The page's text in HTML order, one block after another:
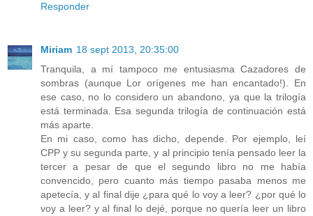
Responder
Miriam 18 sept 2013, 20:35:00
Tranquila, a mí tampoco me entusiasma Cazadores de
sombras (aunque Lor orígenes me han encantado!). En
ese caso, no lo considero un abandono, ya que la trilogía
está terminada. Esa segunda trilogía de continuación está
más aparte.
En mi caso, como has dicho, depende. Por ejemplo, leí
CPP y su segunda parte, y al principio tenía pensado leer la
tercer a pesar de que el segundo libro no me había
convencido, pero cuanto más tiempo pasaba menos me
apetecía, y al final dije ¿para qué lo voy a leer? ¿por qué lo
voy a leer? y al final lo dejé, porque no quería leer un libro